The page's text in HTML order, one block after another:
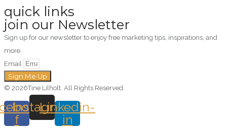
quick links
join our Newsletter
Sign up for our newsletter to enjoy free marketing tips, inspirations, and
more.
Email
Sign Me Up
© 2026Tine Lilholt. All Rights Reserved.
f
Instagram
Linkedin-
in